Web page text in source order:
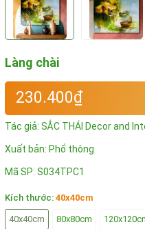
Làng chài
230.400₫
Tác giả: SẮC THÁI Decor and
Xuất bản: Phổ thông
Mã SP: S034TPC1
Kích thước: 40x40cm
40x40cm 80x80cm